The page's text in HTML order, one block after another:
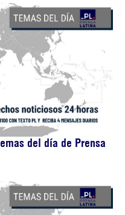
del día de Prensa